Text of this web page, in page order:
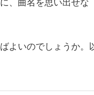
、曲名を思い出せな
よいのでしょうか